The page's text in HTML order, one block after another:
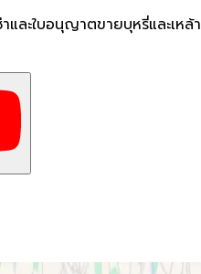
และใบอนุญาตขายบุหรี่และเหล้า